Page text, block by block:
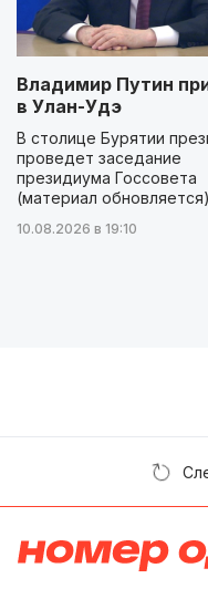
Владимир Путин
в Улан-Удэ
В столице Бурятии
проведет заседание
президиума Госсовета
(материал обновляется)
10.08.2026 в 19:10